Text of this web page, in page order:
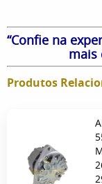
“Confie na
mais
Produtos